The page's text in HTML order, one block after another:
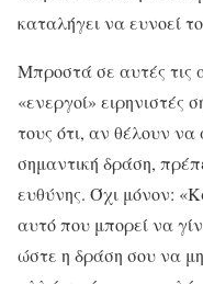
καταλήγει να ευνοεί
Μπροστά σε αυτές τις
«ενεργοί»
τους ότι, αν θέλουν
σημαντική δράση,
ευθύνης. Όχι μόνον:
αυτό που μπορεί να
ώστε η δράση σου να